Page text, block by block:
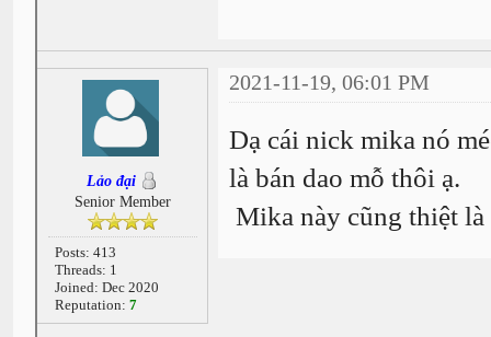
Lảo đại
Senior Member
Posts: 413
Threads: 1
Joined: Dec 2020
Reputation: 7
2021-11-19, 06:01 PM
Dạ cái nick mika nó
là bán dao mỗ thôi ạ.
Mika này cũng thiệt